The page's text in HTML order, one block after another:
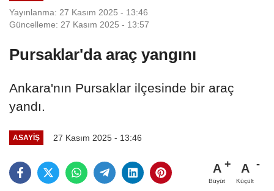
Yayınlanma: 27 Kasım 2025 - 13:46
Güncelleme: 27 Kasım 2025 - 13:57
Pursaklar'da araç yangını
Ankara'nın Pursaklar ilçesinde bir araç
yandı.
ASAYIŞ 27 Kasım 2025 - 13:46
A
Büyüt
A
Küçült